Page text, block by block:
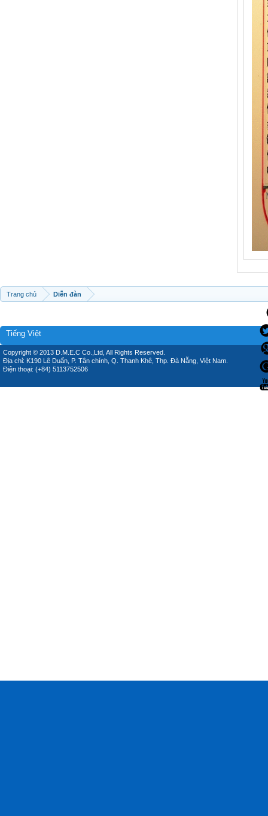
Trang chủ Diễn đàn
Tiếng Việt
Copyright © 2013 D.M.E.C Co.,Ltd, All Rights Reserved.
Địa chỉ: K190 Lê Duẩn, P. Tân chính, Q. Thanh Khê, Thp. Đà Nẵng, Việt Nam.
Điện thoại: (+84) 5113752506